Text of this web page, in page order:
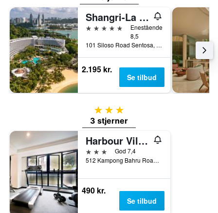
Shangri-La Rasa Sentosa, Singapore
5 stjerner
Enestående
8,5
101 Siloso Road Sentosa, Singapore, Singapore
2.195 kr.
Se tilbud
3 stjerner
3 stjerner
Harbour Ville Hotel
3 stjernerGod 7,4
512 Kampong Bahru Road, Singapore, Singapore
490 kr.
Se tilbud